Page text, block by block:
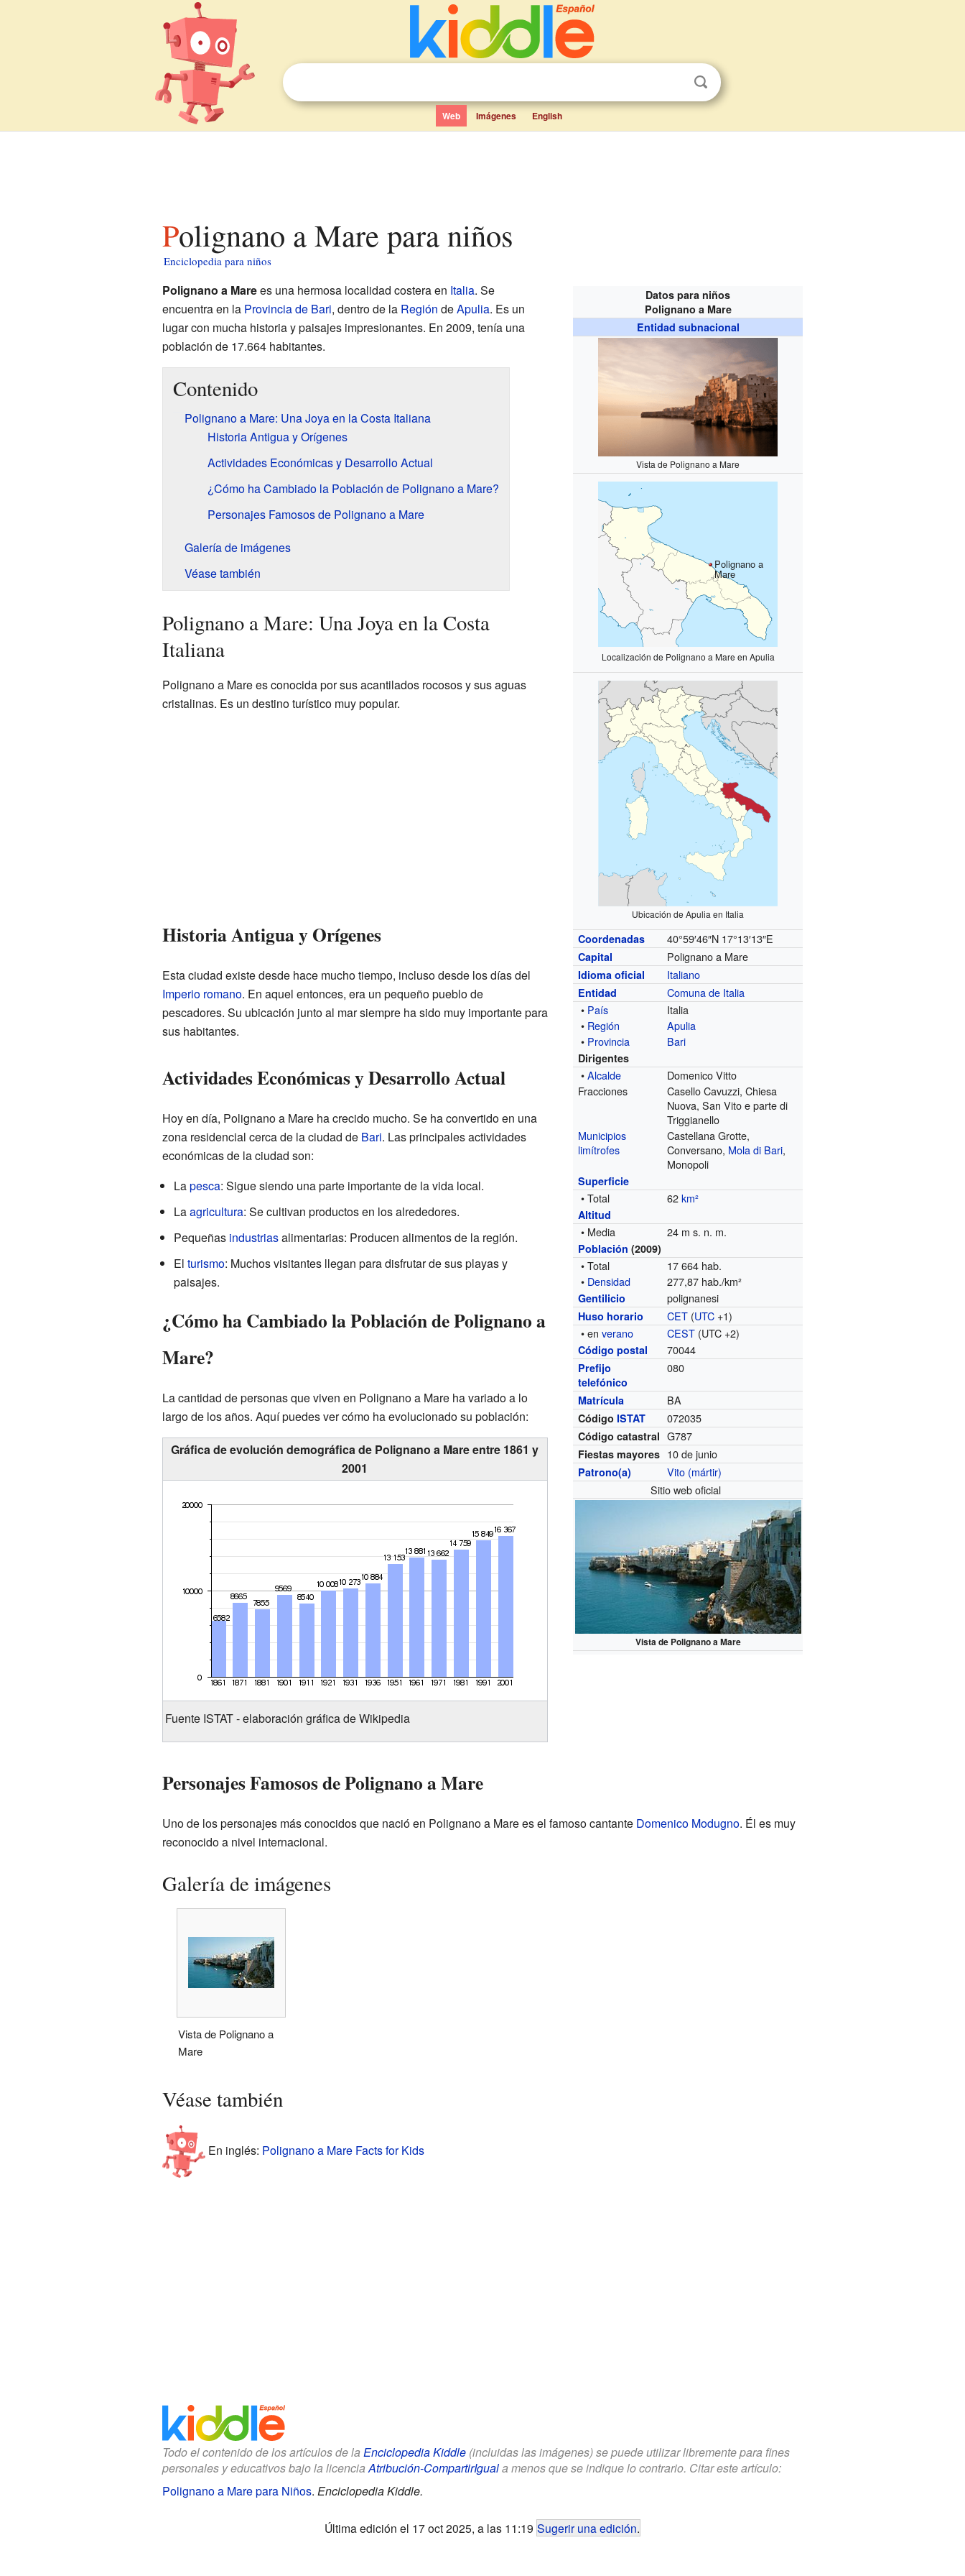
Web Imágenes English
Polignano a Mare para niños
Enciclopedia para niños
Datos para niños
Polignano a Mare
Entidad subnacional
Vista de Polignano a Mare
Polignano a
Mare
Localización de Polignano a Mare en Apulia
Ubicación de Apulia en Italia
Coordenadas 40°59′46″N 17°13′13″E
Capital Polignano a Mare
Idioma oficial Italiano
Entidad
Comuna de Italia
• País
Italia
• Región
Apulia
• Provincia Bari
Dirigentes
•Alcalde
Domenico Vitto
Fracciones
Casello Cavuzzi, Chiesa
Nuova, San Vito e parte di
Triggianello
Municipios
limítrofes
Castellana Grotte,
Conversano, Mola di Bari,
Monopoli
Superficie
• Total 62km²
Altitud
• Media 24 m s. n. m.
Población (2009)
• Total
17 664 hab.
• Densidad 277,87 hab./km²
Gentilicio polignanesi
Huso horario CET (UTC +1)
• enverano CEST (UTC +2)
Código postal 70044
Prefijo
telefónico
080
Matrícula BA
Código ISTAT 072035
Código catastral G787
Fiestas mayores 10 de junio
Patrono(a)
Vito (mártir)
Sitio web oficial
Vista de Polignano a Mare
Polignano a Marees una hermosa localidad costera en Italia. Se
encuentra en la Provincia de Bari, dentro de la Región deApulia. Es un
lugar con mucha historia y paisajes impresionantes. En 2009, tenía una
población de 17.664 habitantes.
Contenido
Polignano a Mare: Una Joya en la Costa Italiana
Historia Antigua y Orígenes
Actividades Económicas y Desarrollo Actual
¿Cómo ha Cambiado la Población de Polignano a Mare?
Personajes Famosos de Polignano a Mare
Galería de imágenes
Véase también
Polignano a Mare: Una Joya en la Costa
Italiana
Polignano a Mare es conocida por sus acantilados rocosos y sus aguas
cristalinas. Es un destino turístico muy popular.
Historia Antigua y Orígenes
Esta ciudad existe desde hace mucho tiempo, incluso desde los días del
Imperio romano. En aquel entonces, era un pequeño pueblo de
pescadores. Su ubicación junto al mar siempre ha sido muy importante para
sus habitantes.
Actividades Económicas y Desarrollo Actual
Hoy en día, Polignano a Mare ha crecido mucho. Se ha convertido en una
zona residencial cerca de la ciudad de Bari. Las principales actividades
económicas de la ciudad son:
Lapesca: Sigue siendo una parte importante de la vida local.
Laagricultura: Se cultivan productos en los alrededores.
Pequeñas industriasalimentarias: Producen alimentos de la región.
El turismo: Muchos visitantes llegan para disfrutar de sus playas y
paisajes.
¿Cómo ha Cambiado la Población de Polignano a
Mare?
La cantidad de personas que viven en Polignano a Mare ha variado a lo
largo de los años. Aquí puedes ver cómo ha evolucionado su población:
Gráfica de evolución demográfica de Polignano a Mare entre 1861 y
2001
Fuente ISTAT - elaboración gráfica de Wikipedia
Personajes Famosos de Polignano a Mare
Uno de los personajes más conocidos que nació en Polignano a Mare es el famoso cantante Domenico Modugno. Él es muy
reconocido a nivel internacional.
Galería de imágenes
Vista de Polignano a
Mare
Véase también
En inglés: Polignano a Mare Facts for Kids
Todo el contenido de los artículos de la Enciclopedia Kiddle(incluidas las imágenes) se puede utilizar libremente para fines
personales y educativos bajo la licenciaAtribución-CompartirIguala menos que se indique lo contrario. Citar este artículo:
Polignano a Mare para Niños. Enciclopedia Kiddle.
Última edición el 17 oct 2025, a las 11:19 Sugerir una edición.